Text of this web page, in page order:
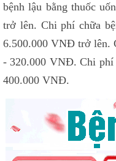
bệnh lậu bằng thuốc
trở lên. Chi phí chữa
6.500.000 VNĐ trở lên.
- 320.000 VNĐ. Chi phí
400.000 VNĐ.